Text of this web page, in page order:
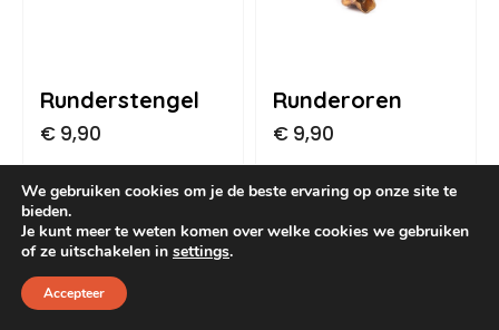
Runderstengel
€ 9,90
Runderoren
€ 9,90
We gebruiken cookies om je de beste ervaring op onze site te
bieden.
Je kunt meer te weten komen over welke cookies we gebruiken
of ze uitschakelen in settings.
Accepteer